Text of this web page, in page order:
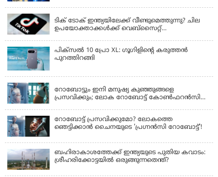
ടിക് ടോക് ഇന്ത്യയിലേക്ക് വീണ്ടുമെത്തുന്നു? ചില
ഉപയോക്താക്കൾക്ക് വെബ്സൈറ്റ്
പിക്സൽ 10 പ്രോ XL: ഗൂഗിളിന്റെ കരുത്തൻ
പുറത്തിറങ്ങി
റോബോട്ടും ഇനി മനുഷ്യ കുഞ്ഞുങ്ങളെ
പ്രസവിക്കും; ലോക റോബോട്ട് കോണ്‍ഫറന്‍സില്‍
റോബോട്ട് പ്രസവിക്കുമോ? ലോകത്തെ
ഞെട്ടിക്കാൻ ചൈനയുടെ 'പ്രഗ്നൻസി റോബോട്ട്'!
ബഹിരാകാശത്തേക്ക് ഇന്ത്യയുടെ പുതിയ കവാടം:
ശ്രീഹരിക്കോട്ടയിൽ ഒരുങ്ങുന്നതെന്ത്?